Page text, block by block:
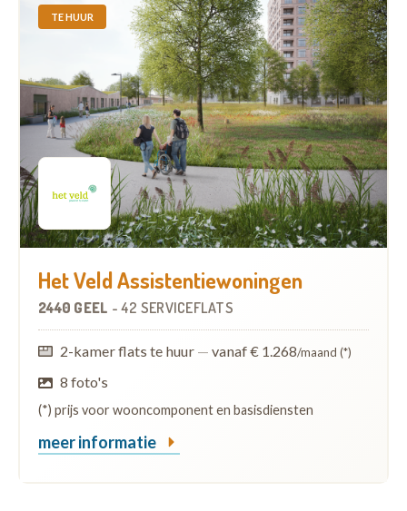
TE HUUR
Het Veld Assistentiewoningen
2440 GEEL - 42 SERVICEFLATS
2-kamer flats te huur — vanaf € 1.268/maand (*)
8 foto's
(*) prijs voor wooncomponent en basisdiensten
meer informatie